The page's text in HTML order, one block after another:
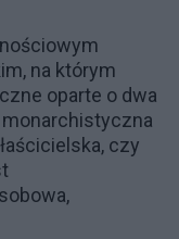
na którym
oparte o dwa
monarchistyczna
czy